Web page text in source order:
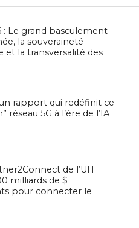
: Le grand basculement
la souveraineté
et la transversalité des
rapport qui redéfinit ce
réseau 5G à l’ère de l’IA
de l’UIT
milliards de $
pour connecter le